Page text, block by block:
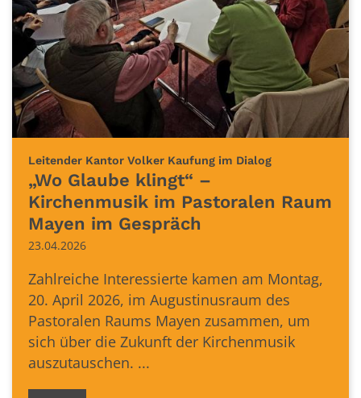
Leitender Kantor Volker Kaufung im Dialog:
„Wo Glaube klingt“ –
Kirchenmusik im Pastoralen Raum
Mayen im Gespräch
23.04.2026
Zahlreiche Interessierte kamen am Montag,
20. April 2026, im Augustinusraum des
Pastoralen Raums Mayen zusammen, um
sich über die Zukunft der Kirchenmusik
auszutauschen. ...